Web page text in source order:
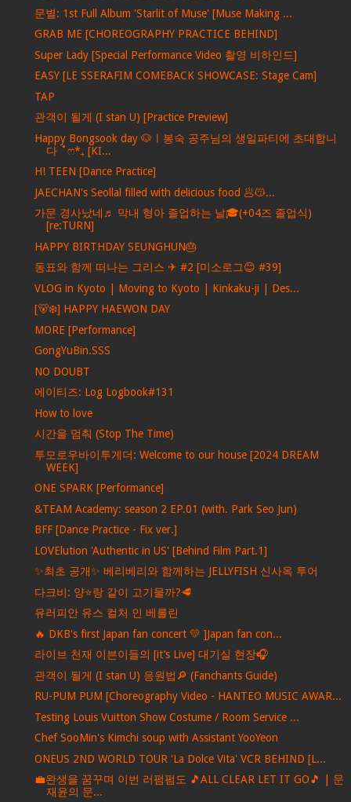
문별: 1st Full Album 'Starlit of Muse' [Muse Making ...
GRAB ME [CHOREOGRAPHY PRACTICE BEHIND]
Super Lady [Special Performance Video 촬영 비하인드]
EASY [LE SSERAFIM COMEBACK SHOWCASE: Stage Cam]
TAP
관객이 될게 (I stan U) [Practice Preview]
Happy Bongsook day 🐶ㅣ봉숙 공주님의 생일파티에 초대합니
다 ˚ෆ*₊ [KI...
H! TEEN [Dance Practice]
JAECHAN's Seollal filled with delicious food 🥟😽...
가문 경사났네♬ 막내 형아 졸업하는 날🎓(+04즈 졸업식)
[re:TURN]
HAPPY BIRTHDAY SEUNGHUN🎂
동표와 함께 떠나는 그리스 ✈ #2 [미소로그😊 #39]
VLOG in Kyoto | Moving to Kyoto | Kinkaku-ji | Des...
[🐻‍❄️] HAPPY HAEWON DAY
MORE [Performance]
GongYuBin.SSS
NO DOUBT
에이티즈: Log Logbook#131
How to love
시간을 멈춰 (Stop The Time)
투모로우바이투게더: Welcome to our house [2024 DREAM
WEEK]
ONE SPARK [Performance]
&TEAM Academy: season 2 EP.01 (with. Park Seo Jun)
BFF [Dance Practice - Fix ver.]
LOVElution 'Authentic in US' [Behind Film Part.1]
✨최초 공개✨ 베리베리와 함께하는 JELLYFISH 신사옥 투어
다크비: 양⭐️랑 같이 고기물까?🥩
유러피안 유스 컬처 인 베를린
🔥 DKB's first Japan fan concert 💛 ]Japan fan con...
라이브 천재 이븐이들의 [it’s Live] 대기실 현장🎧
관객이 될게 (I stan U) 응원법🔎 (Fanchants Guide)
RU-PUM PUM [Choreography Video - HANTEO MUSIC AWAR...
Testing Louis Vuitton Show Costume / Room Service ...
Chef SooMin's Kimchi soup with Assistant YooYeon
ONEUS 2ND WORLD TOUR 'La Dolce Vita' VCR BEHIND [L...
💼완생을 꿈꾸며 이번 러펌펌도 🎵ALL CLEAR LET IT GO🎵 | 문
재윤의 문...